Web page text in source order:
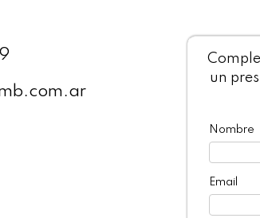
un
Nombre
Email